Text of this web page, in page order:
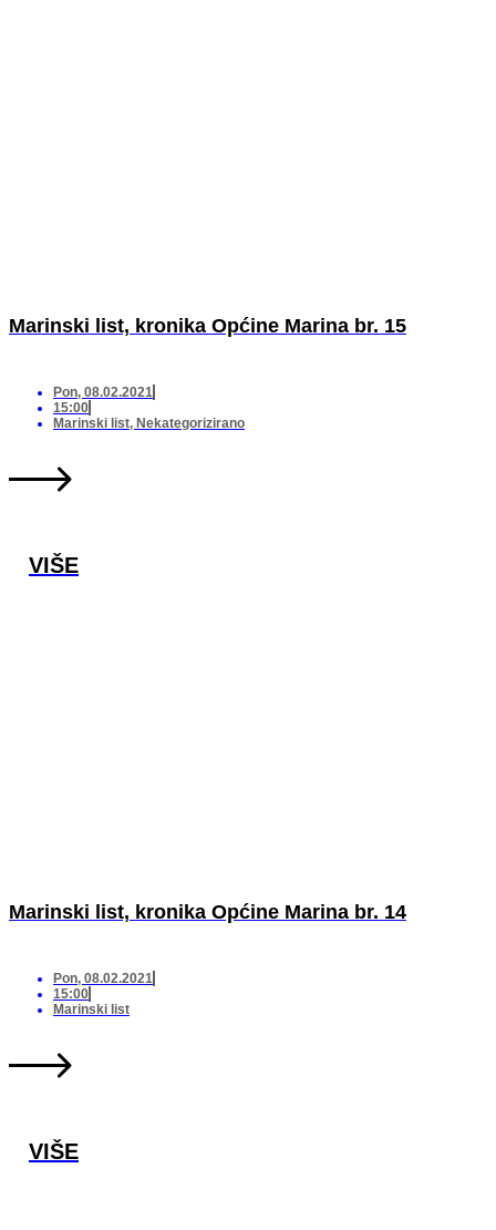
Marinski list, kronika Općine Marina br. 15
Pon, 08.02.2021
15:00
Marinski list, Nekategorizirano
VIŠE
Marinski list, kronika Općine Marina br. 14
Pon, 08.02.2021
15:00
Marinski list
VIŠE